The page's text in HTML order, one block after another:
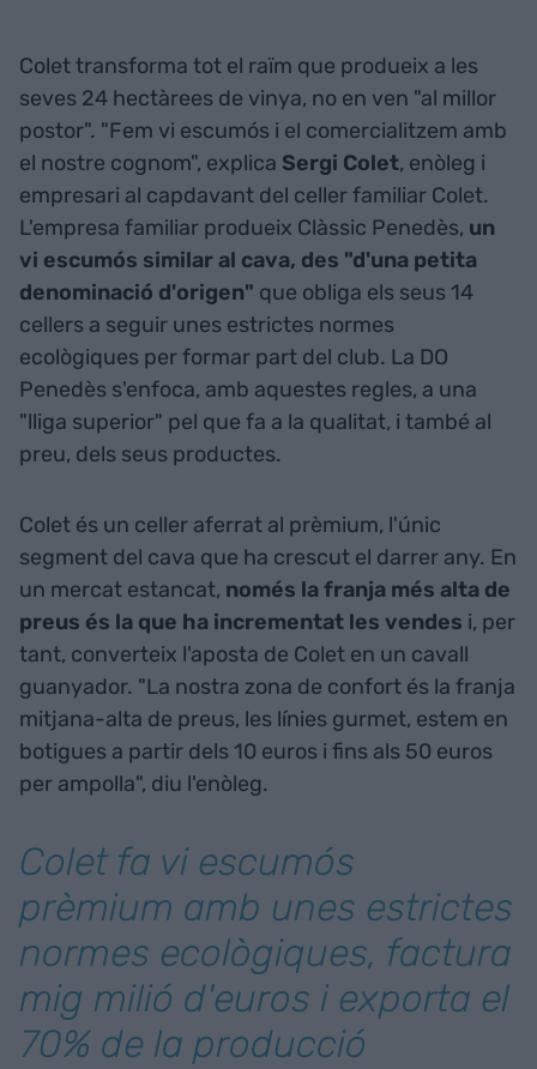
Colet transforma tot el raïm que produeix a les
seves 24 hectàrees de vinya, no en ven "al millor
postor". "Fem vi escumós i el comercialitzem amb
el nostre cognom", explica Sergi Colet, enòleg i
empresari al capdavant del celler familiar Colet.
L'empresa familiar produeix Clàssic Penedès, un
vi escumós similar al cava, des "d'una petita
denominació d'origen" que obliga els seus 14
cellers a seguir unes estrictes normes
ecològiques per formar part del club. La DO
Penedès s'enfoca, amb aquestes regles, a una
"lliga superior" pel que fa a la qualitat, i també al
preu, dels seus productes.
Colet és un celler aferrat al prèmium, l'únic
segment del cava que ha crescut el darrer any. En
un mercat estancat, només la franja més alta de
preus és la que ha incrementat les vendes i, per
tant, converteix l'aposta de Colet en un cavall
guanyador. "La nostra zona de confort és la franja
mitjana-alta de preus, les línies gurmet, estem en
botigues a partir dels 10 euros i fins als 50 euros
per ampolla", diu l'enòleg.
Colet fa vi escumós
prèmium amb unes estrictes
normes ecològiques, factura
mig milió d'euros i exporta el
70% de la producció